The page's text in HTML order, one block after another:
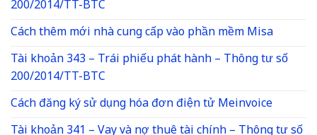
200/2014/TT-BTC
Cách thêm mới nhà cung cấp vào phần mềm Misa
Tài khoản 343 – Trái phiếu phát hành – Thông tư số
200/2014/TT-BTC
Cách đăng ký sử dụng hóa đơn điện tử Meinvoice